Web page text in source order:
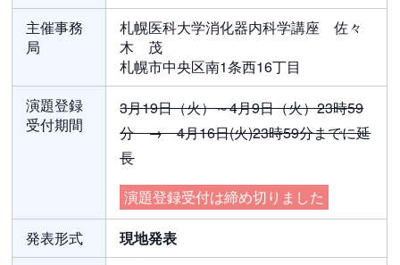
主催事務
局
札幌医科大学消化器内科学講座 佐々
木 茂
札幌市中央区南1条西16丁目
演題登録
受付期間
3月19日（火）～4月9日（火）23時59
分 → 4月16日(火)23時59分までに延
長
演題登録受付は締め切りました
発表形式
現地発表